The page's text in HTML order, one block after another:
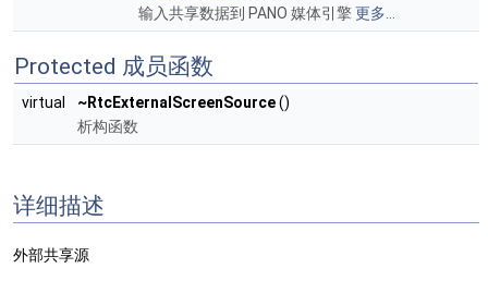
输入共享数据到 PANO 媒体引擎更多...
Protected 成员函数
virtual ~RtcExternalScreenSource()
析构函数
详细描述
外部共享源